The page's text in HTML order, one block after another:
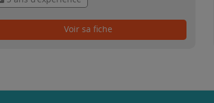
Voir sa fiche